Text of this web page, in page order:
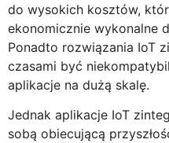
do wysokich kosztów,
ekonomicznie wykonalne
Ponadto rozwiązania IoT
czasami być
aplikacje na dużą skalę.
Jednak aplikacje IoT
sobą obiecującą